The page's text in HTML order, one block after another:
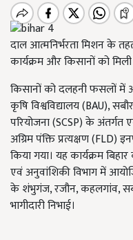
दाल आत्मनिर्भरता मिशन के
कार्यक्रम और किसानों को
किसानों को दलहनी फसलों में
कृषि विश्वविद्यालय (BAU),
परियोजना (SCSP) के अंतर्गत
अग्रिम पंक्ति प्रत्यक्षण
किया गया। यह कार्यक्रम
एवं अनुवांशिकी विभाग में
के शंभुगंज, रजौन, कहलगांव,
भागीदारी निभाई।